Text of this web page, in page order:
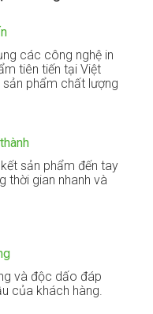
các công nghệ in
tiên tiến tại Việt
phẩm chất lượng
sản phẩm đến tay
thời gian nhanh và
và độc dấo đáp
của khách hàng.